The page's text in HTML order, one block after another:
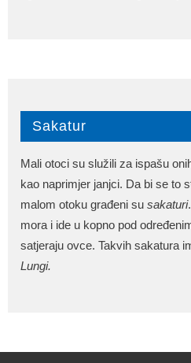
Sakatur
Mali otoci su služili za ispašu
kao naprimjer janjci. Da bi se to
malom otoku građeni su sakaturi
mora i ide u kopno pod
satjeraju ovce. Takvih sakatura
Lungi.